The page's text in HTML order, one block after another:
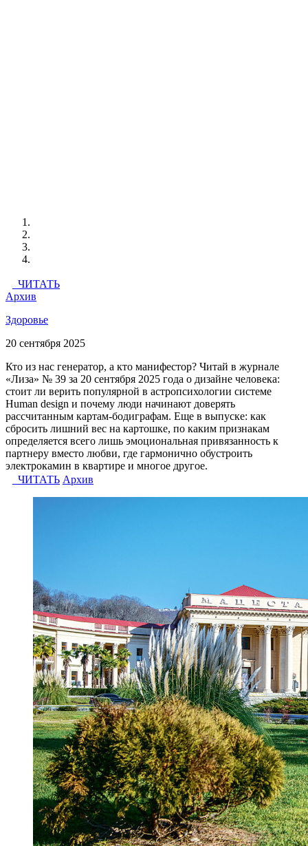
ЧИТАТЬ
Архив
Здоровье
20 сентября 2025
Кто из нас генератор, а кто манифестор? Читай в журнале
«Лиза» № 39 за 20 сентября 2025 года о дизайне человека:
стоит ли верить популярной в астропсихологии системе
Human design и почему люди начинают доверять
рассчитанным картам-бодиграфам. Еще в выпуске: как
сбросить лишний вес на картошке, по каким признакам
определяется всего лишь эмоциональная привязанность к
партнеру вместо любви, где гармонично обустроить
электрокамин в квартире и многое другое.
ЧИТАТЬ Архив